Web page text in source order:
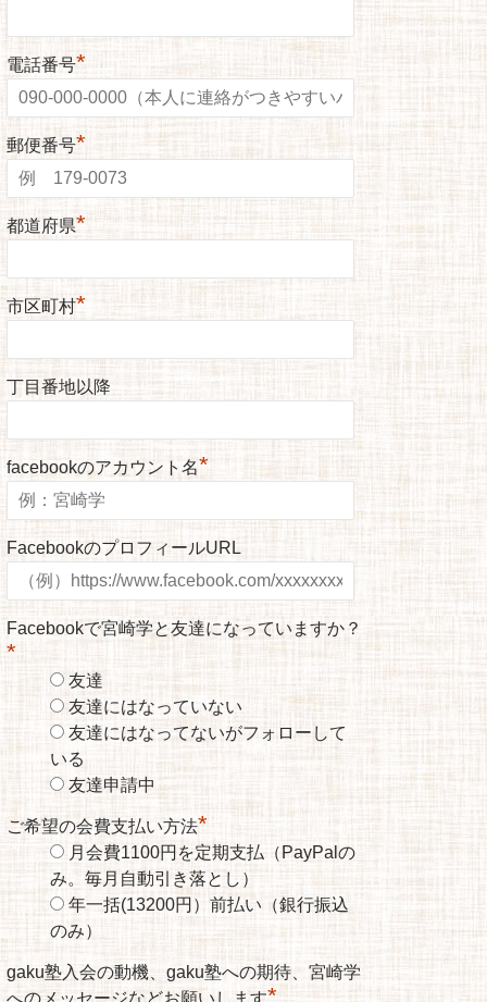
電話番号*
郵便番号*
都道府県*
市区町村*
丁目番地以降
facebookのアカウント名*
FacebookのプロフィールURL
Facebookで宮崎学と友達になっていますか？
*
友達
友達にはなっていない
友達にはなってないがフォローして
いる
友達申請中
ご希望の会費支払い方法*
月会費1100円を定期支払（PayPalの
み。毎月自動引き落とし）
年一括(13200円）前払い（銀行振込
のみ）
gaku塾入会の動機、gaku塾への期待、宮崎学
へのメッセージなどお願いします*